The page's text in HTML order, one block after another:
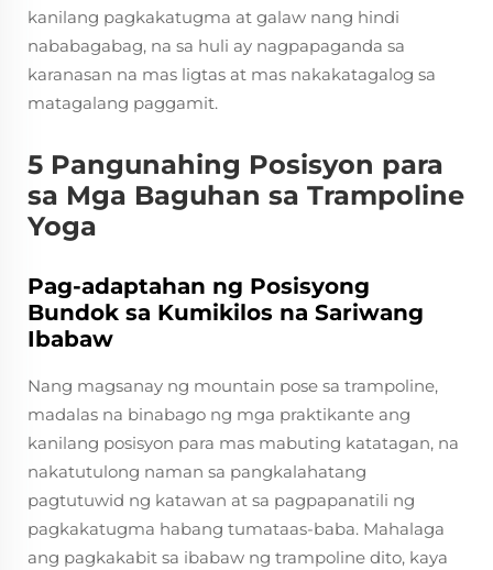
kanilang pagkakatugma at galaw nang hindi
nababagabag, na sa huli ay nagpapaganda sa
karanasan na mas ligtas at mas nakakatagalog sa
matagalang paggamit.
5 Pangunahing Posisyon para
sa Mga Baguhan sa Trampoline
Yoga
Pag-adaptahan ng Posisyong
Bundok sa Kumikilos na Sariwang
Ibabaw
Nang magsanay ng mountain pose sa trampoline,
madalas na binabago ng mga praktikante ang
kanilang posisyon para mas mabuting katatagan, na
nakatutulong naman sa pangkalahatang
pagtutuwid ng katawan at sa pagpapanatili ng
pagkakatugma habang tumataas-baba. Mahalaga
ang pagkakabit sa ibabaw ng trampoline dito, kaya